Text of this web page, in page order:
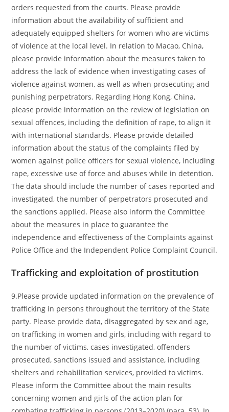
orders requested from the courts. Please provide
information about the availability of sufficient and
adequately equipped shelters for women who are victims
of violence at the local level. In relation to Macao, China,
please provide information about the measures taken to
address the lack of evidence when investigating cases of
violence against women, as well as when prosecuting and
punishing perpetrators. Regarding Hong Kong, China,
please provide information on the review of legislation on
sexual offences, including the definition of rape, to align it
with international standards. Please provide detailed
information about the status of the complaints filed by
women against police officers for sexual violence, including
rape, excessive use of force and abuses while in detention.
The data should include the number of cases reported and
investigated, the number of perpetrators prosecuted and
the sanctions applied. Please also inform the Committee
about the measures in place to guarantee the
independence and effectiveness of the Complaints against
Police Office and the Independent Police Complaint Council.
Trafficking and exploitation of prostitution
9.Please provide updated information on the prevalence of
trafficking in persons throughout the territory of the State
party. Please provide data, disaggregated by sex and age,
on trafficking in women and girls, including with regard to
the number of victims, cases investigated, offenders
prosecuted, sanctions issued and assistance, including
shelters and rehabilitation services, provided to victims.
Please inform the Committee about the main results
concerning women and girls of the action plan for